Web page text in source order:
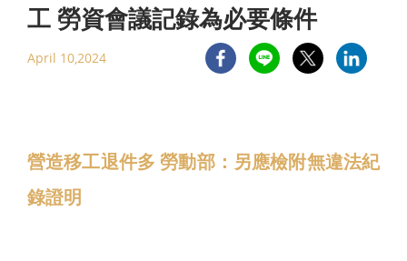
工 勞資會議記錄為必要條件
April 10,2024
營造移工退件多 勞動部：另應檢附無違法紀
錄證明